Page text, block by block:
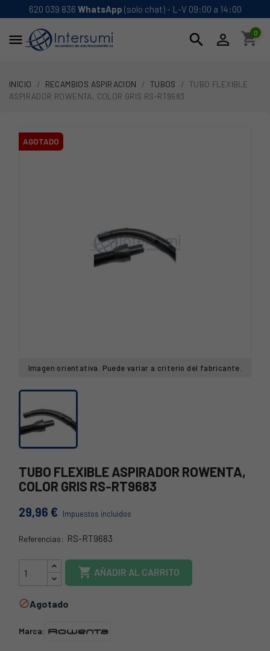
620 039 836 WhatsApp (solo chat) - L-V 09:00 a 14:00
 search  shopping_cart
0
INICIO RECAMBIOS ASPIRACION TUBOS
TUBO FLEXIBLE
ASPIRADOR ROWENTA, COLOR GRIS RS-RT9683
AGOTADO
Imagen orientativa. Puede variar a criterio del fabricante.
TUBO FLEXIBLE ASPIRADOR ROWENTA,
COLOR GRIS RS-RT9683
29,96 € Impuestos incluidos
Referencias: RS-RT9683
49OP0108
 AÑADIR AL CARRITO
Agotado
Marca: